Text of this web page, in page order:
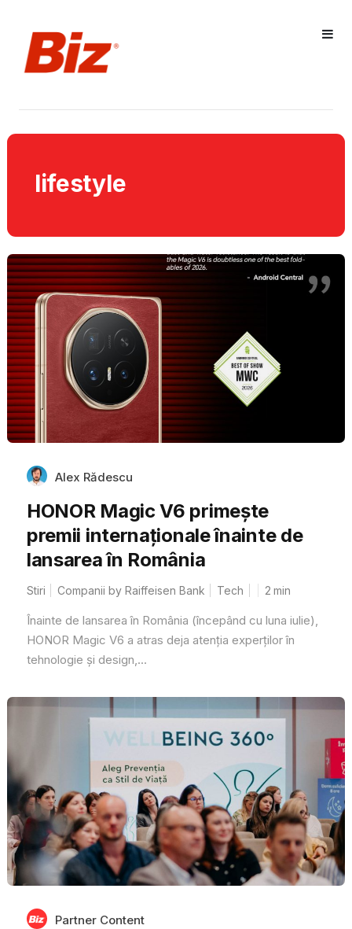
lifestyle
Alex Rădescu
HONOR Magic V6 primește
premii internaționale înainte de
lansarea în România
Stiri Companii by Raiffeisen Bank Tech 2 min
Înainte de lansarea în România (începând cu luna iulie),
HONOR Magic V6 a atras deja atenția experților în
tehnologie și design,...
Partner Content